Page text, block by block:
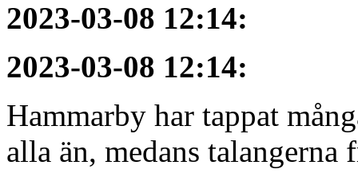
2023-03-08 12:14:
2023-03-08 12:14:
Hammarby har tappat
alla än, medans talangerna